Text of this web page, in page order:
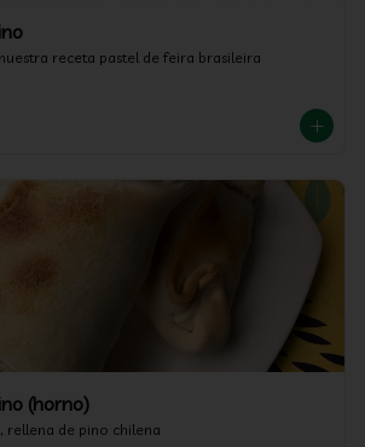
receta pastel de feira brasileira
(horno)
rellena de pino chilena